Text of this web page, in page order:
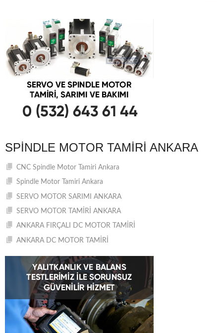
NAVIGATION
SPINDLE MOTOR TAMIRI ANKARA
CNC Spindle Motor Tamiri Ankara
Spindle Motor Tamiri Ankara
SERVO MOTOR SARIMI ANKARA
SERVO MOTOR TAMİRİ ANKARA
ANKARA FIRÇALI DC MOTOR TAMİRİ
ANKARA DC MOTOR TAMİRİ